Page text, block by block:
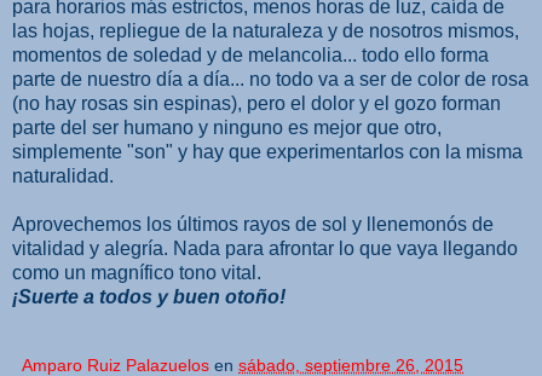
para horarios más estrictos, menos horas de luz, caída de
las hojas, repliegue de la naturaleza y de nosotros mismos,
momentos de soledad y de melancolia... todo ello forma
parte de nuestro día a día... no todo va a ser de color de rosa
(no hay rosas sin espinas), pero el dolor y el gozo forman
parte del ser humano y ninguno es mejor que otro,
simplemente "son" y hay que experimentarlos con la misma
naturalidad.
Aprovechemos los últimos rayos de sol y llenemonós de
vitalidad y alegría. Nada para afrontar lo que vaya llegando
como un magnífico tono vital.
¡Suerte a todos y buen otoño!
Amparo Ruiz Palazuelos en sábado, septiembre 26, 2015